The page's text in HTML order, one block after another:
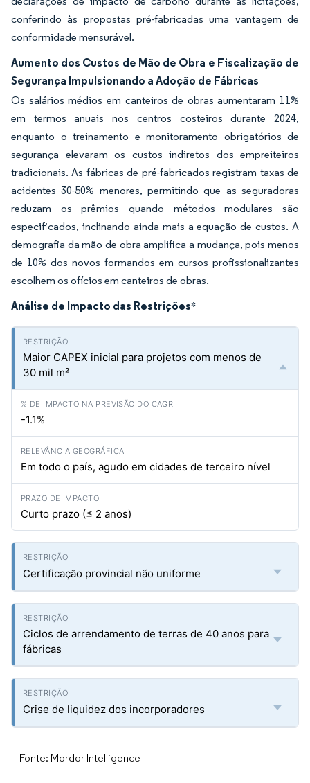
conferindo às propostas pré-fabricadas uma vantagem de
conformidade mensurável.
Aumento dos Custos de Mão de Obra e Fiscalização de
Segurança Impulsionando a Adoção de Fábricas
Os salários médios em canteiros de obras aumentaram 11%
em termos anuais nos centros costeiros durante 2024,
enquanto o treinamento e monitoramento obrigatórios de
segurança elevaram os custos indiretos dos empreiteiros
tradicionais. As fábricas de pré-fabricados registram taxas de
acidentes 30-50% menores, permitindo que as seguradoras
reduzam os prêmios quando métodos modulares são
especificados, inclinando ainda mais a equação de custos. A
demografia da mão de obra amplifica a mudança, pois menos
de 10% dos novos formandos em cursos profissionalizantes
escolhem os ofícios em canteiros de obras.
Análise de Impacto das Restrições*
Maior CAPEX inicial para projetos com menos de
30 mil m²
-1.1%
Em todo o país, agudo em cidades de terceiro nível
Curto prazo (≤ 2 anos)
Certificação provincial não uniforme
Ciclos de arrendamento de terras de 40 anos para
fábricas
Crise de liquidez dos incorporadores
Fonte: Mordor Intelligence